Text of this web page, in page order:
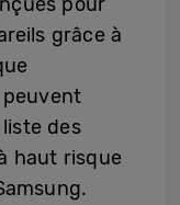
grâce à
peuvent
des
haut risque